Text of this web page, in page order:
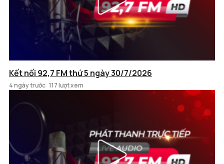
Kết nối 92,7 FM thứ 5 ngày 30/7/2026
4 ngày trước 117 lượt xem